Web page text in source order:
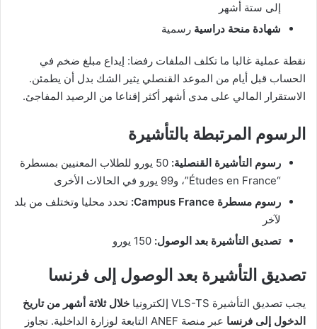
إلى ستة أشهر
شهادة منحة دراسية رسمية
نقطة عملية غالبا ما تكلف الملفات رفضا: إيداع مبلغ ضخم في
الحساب قبل أيام من الموعد القنصلي يثير الشك بدل أن يطمئن.
الاستقرار المالي على مدى أشهر أكثر إقناعا من الرصيد المفاجئ.
الرسوم المرتبطة بالتأشيرة
رسوم التأشيرة القنصلية:
50 يورو للطلاب المعنيين بمسطرة
“Études en France”، و99 يورو في الحالات الأخرى
رسوم مسطرة Campus France:
تحدد محليا وتختلف من بلد
لآخر
تصديق التأشيرة بعد الوصول:
تصديق التأشيرة بعد الوصول إلى فرنسا
يجب تصديق التأشيرة VLS-TS إلكترونيا
خلال ثلاثة أشهر من تاريخ
الدخول إلى فرنسا
عبر منصة ANEF التابعة لوزارة الداخلية. تجاوز